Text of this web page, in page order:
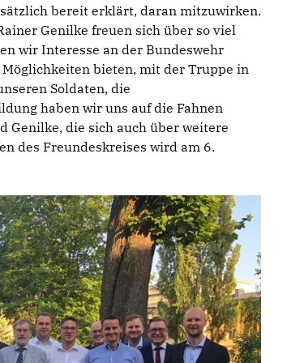
bereit erklärt, daran mitzuwirken.
Genilke freuen sich über so viel
wir Interesse an der Bundeswehr
bieten, mit der Truppe in
Soldaten, die
haben wir uns auf die Fahnen
Genilke, die sich auch über weitere
des Freundeskreises wird am 6.